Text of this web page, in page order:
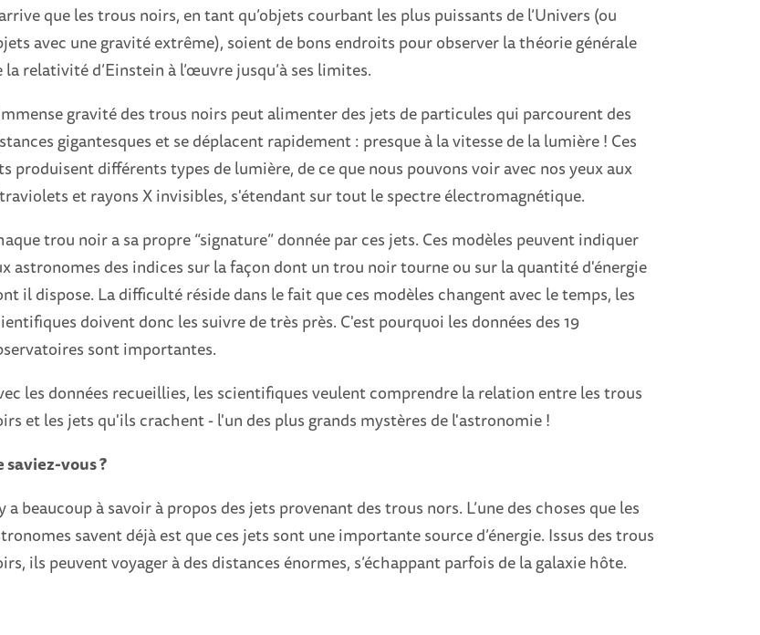
que les trous noirs, en tant qu’objets courbant les plus puissants de l’Univers (ou
avec une gravité extrême), soient de bons endroits pour observer la théorie générale
la relativité d’Einstein à l’œuvre jusqu’à ses limites.
gravité des trous noirs peut alimenter des jets de particules qui parcourent des
gigantesques et se déplacent rapidement : presque à la vitesse de la lumière ! Ces
produisent différents types de lumière, de ce que nous pouvons voir avec nos yeux aux
et rayons X invisibles, s'étendant sur tout le spectre électromagnétique.
trou noir a sa propre “signature” donnée par ces jets. Ces modèles peuvent indiquer
astronomes des indices sur la façon dont un trou noir tourne ou sur la quantité d'énergie
il dispose. La difficulté réside dans le fait que ces modèles changent avec le temps, les
doivent donc les suivre de très près. C'est pourquoi les données des 19
sont importantes.
les données recueillies, les scientifiques veulent comprendre la relation entre les trous
et les jets qu'ils crachent - l'un des plus grands mystères de l'astronomie !
saviez-vous ?
a beaucoup à savoir à propos des jets provenant des trous nors. L’une des choses que les
savent déjà est que ces jets sont une importante source d’énergie. Issus des trous
ils peuvent voyager à des distances énormes, s’échappant parfois de la galaxie hôte.